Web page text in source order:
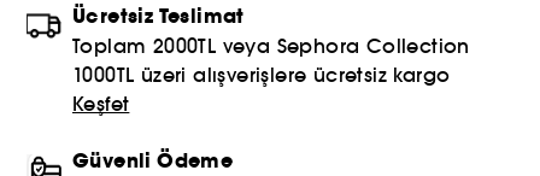
Ücretsiz Teslimat
Toplam 2000TL veya Sephora Collection
1000TL üzeri alışverişlere ücretsiz kargo
Keşfet
Güvenli Ödeme